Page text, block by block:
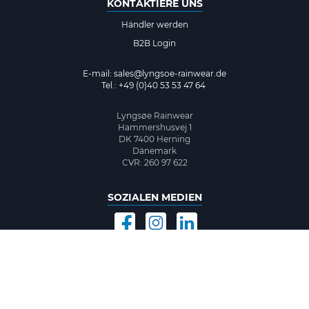
KONTAKTIERE UNS
Händler werden
B2B Login
E-mail: sales@lyngsoe-rainwear.de
Tel.: +49 (0)40 53 53 47 64
Lyngsøe Rainwear
Hammershusvej 1
DK 7400 Herning
Dänemark
CVR: 260 97 622
SOZIALEN MEDIEN